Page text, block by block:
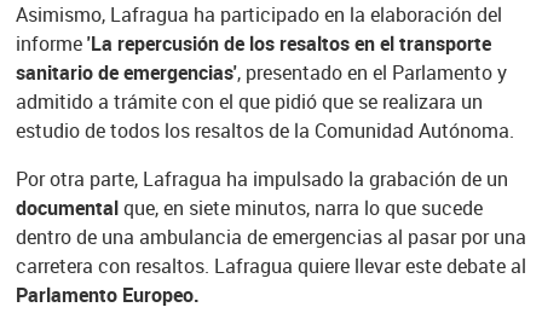
Asimismo, Lafragua ha participado en la elaboración del
informe'La repercusión de los resaltos en el transporte
sanitario de emergencias', presentado en el Parlamento y
admitido a trámite con el que pidió que se realizara un
estudio de todos los resaltos de la Comunidad Autónoma.
Por otra parte, Lafragua ha impulsado la grabación de un
documentalque, en siete minutos, narra lo que sucede
dentro de una ambulancia de emergencias al pasar por una
carretera con resaltos. Lafragua quiere llevar este debate al
Parlamento Europeo.